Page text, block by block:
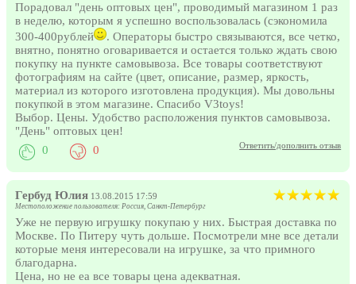
Порадовал "день оптовых цен", проводимый магазином 1 раз
в неделю, которым я успешно воспользовалась (сэкономила
300-400рублей
. Операторы быстро связываются, все четко,
внятно, понятно оговаривается и остается только ждать свою
покупку на пункте самовывоза. Все товары соответствуют
фотографиям на сайте (цвет, описание, размер, яркость,
материал из которого изготовлена продукция). Мы довольны
покупкой в этом магазине. Спасибо V3toys!
Выбор. Цены. Удобство расположения пунктов самовывоза.
"День" оптовых цен!
Ответить/дополнить отзыв
0 0
Гербуд Юлия 13.08.2015 17:59
Местоположение пользователя: Россия, Санкт-Петербург
Уже не первую игрушку покупаю у них. Быстрая доставка по
Москве. По Питеру чуть дольше. Посмотрели мне все детали
которые меня интересовали на игрушке, за что примного
благодарна.
Цена, но не еа все товары цена адекватная.